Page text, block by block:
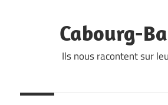
Cabourg-
Ils nous racontent sur